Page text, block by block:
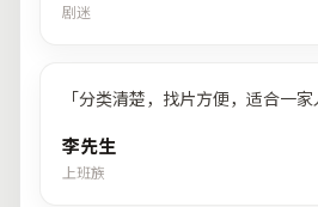
剧迷
「分类清楚，找片方便，适合一家
李先生
上班族